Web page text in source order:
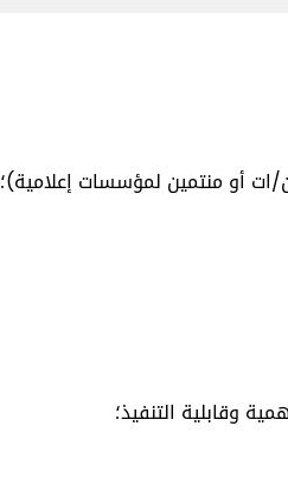
أو منتمين لمؤسسات إعلامية)؛
وقابلية التنفيذ؛